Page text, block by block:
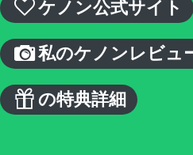
ケノン公式サイト
私のケノンレビュ
の特典詳細